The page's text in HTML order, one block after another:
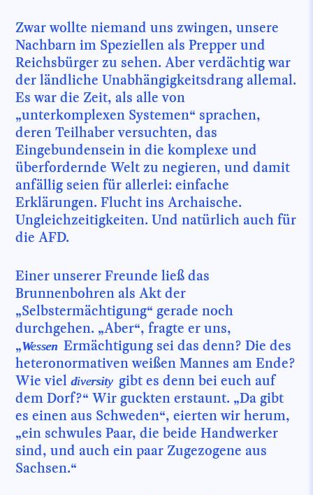
Zwar wollte niemand uns zwingen, unsere
Nachbarn im Speziellen als Prepper und
Reichsbürger zu sehen. Aber verdächtig war
der ländliche Unabhängigkeitsdrang allemal.
Es war die Zeit, als alle von
„unterkomplexen Systemen“ sprachen,
deren Teilhaber versuchten, das
Eingebundensein in die komplexe und
überfordernde Welt zu negieren, und damit
anfällig seien für allerlei: einfache
Erklärungen. Flucht ins Archaische.
Ungleichzeitigkeiten. Und natürlich auch für
die AFD.
Einer unserer Freunde ließ das
Brunnenbohren als Akt der
„Selbstermächtigung“ gerade noch
durchgehen. „Aber“, fragte er uns,
„Wessen Ermächtigung sei das denn? Die des
heteronormativen weißen Mannes am Ende?
Wie viel diversity gibt es denn bei euch auf
dem Dorf?“ Wir guckten erstaunt. „Da gibt
es einen aus Schweden“, eierten wir herum,
„ein schwules Paar, die beide Handwerker
sind, und auch ein paar Zugezogene aus
Sachsen.“